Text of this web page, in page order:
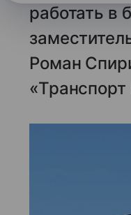
работать в
Роман
«Транспорт